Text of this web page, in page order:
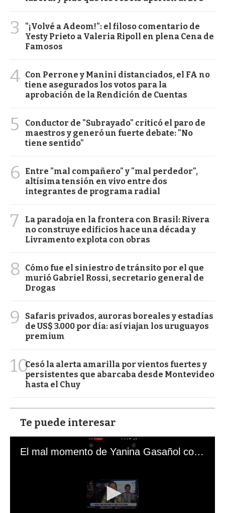
3
"¡Volvé a Adeom!": el filoso comentario de
Yesty Prieto a Valeria Ripoll en plena Cena de
Famosos
4 Con Perrone y Manini distanciados, el FA no
tiene asegurados los votos para la
aprobación de la Rendición de Cuentas
5
Conductor de "Subrayado" criticó el paro de
maestros y generó un fuerte debate: "No
tiene sentido"
6
Entre "mal compañero" y "mal perdedor",
altísima tensión en vivo entre dos
integrantes de programa radial
7
La paradoja en la frontera con Brasil: Rivera
no construye edificios hace una década y
Livramento explota con obras
8
Cómo fue el siniestro de tránsito por el que
murió Gabriel Rossi, secretario general de
Drogas
9
Safaris privados, auroras boreales y estadías
de US$ 3.000 por día: así viajan los uruguayos
premium
10Cesó la alerta amarilla por vientos fuertes y
persistentes que abarcaba desde Montevideo
hasta el Chuy
Te puede interesar
El mal momento de Yanina Gasañol con un hincha argentino en "Subrayado"